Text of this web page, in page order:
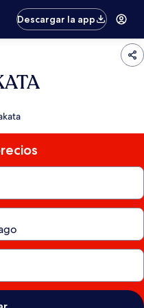
Descargar la app